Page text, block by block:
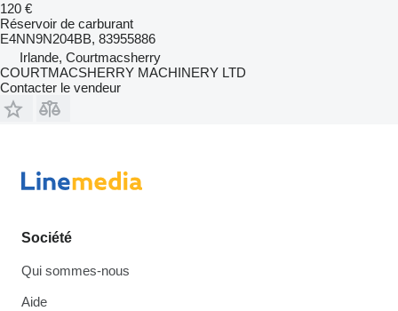
120 €
Réservoir de carburant
E4NN9N204BB, 83955886
Irlande, Courtmacsherry
COURTMACSHERRY MACHINERY LTD
Contacter le vendeur
Société
Qui sommes-nous
Aide